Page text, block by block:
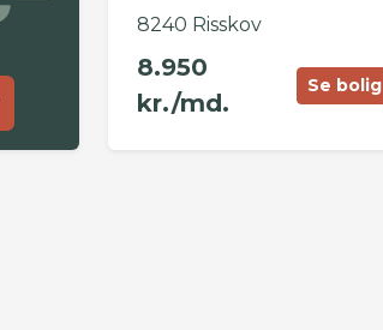
8240 Risskov
8.950
kr./md.
Se bolig